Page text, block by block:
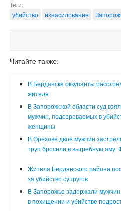
Теги:
убийство
изнасилование
Читайте также:
В Бердянске оккупанты
жителя
В Запорожской области суд
мужчин, подозреваемых в
женщины
В Орехове двое мужчин
труп бросили в выгребную яму.
Жителя Бердянского района
за убийство супругов
В Запорожье задержали
в похищении и убийстве